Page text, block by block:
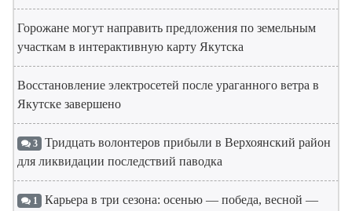
Горожане могут направить предложения по земельным
участкам в интерактивную карту Якутска
Восстановление электросетей после ураганного ветра в
Якутске завершено
3 Тридцать волонтеров прибыли в Верхоянский район
для ликвидации последствий паводка
1 Карьера в три сезона: осенью — победа, весной —